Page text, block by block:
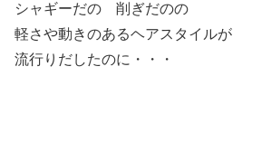
シャギーだの 削ぎだのの
軽さや動きのあるヘアスタイルが
流行りだしたのに・・・